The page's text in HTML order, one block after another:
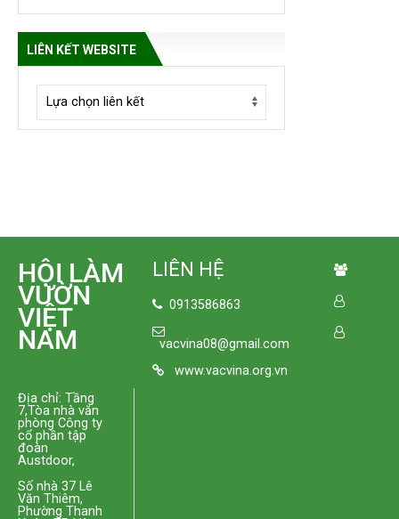
LIÊN KẾT WEBSITE
HỘI LÀM
VƯỜN
VIỆT
NAM
Địa chỉ: Tầng
7,Tòa nhà văn
phòng Công ty
cổ phần tập
đoàn
Austdoor,
Số nhà 37 Lê
Văn Thiêm,
Phường Thanh
LIÊN HỆ
0913586863
vacvina08@gmail.com
www.vacvina.org.vn